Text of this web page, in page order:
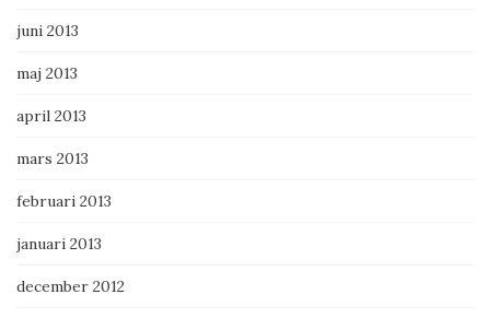
juni 2013
maj 2013
april 2013
mars 2013
februari 2013
januari 2013
december 2012